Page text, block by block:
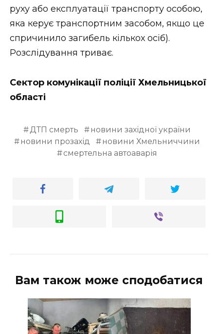
руху або експлуатації транспорту особою,
яка керує транспортним засобом, якщо це
спричинило загибель кількох осіб).
Розслідування триває.
Сектор комунікації поліції Хмельницької
області
ДТП смерть
новини західної україни
новини прозахід
новини Хмельниччини
смертельна автоаварія
Вам також може сподобатися